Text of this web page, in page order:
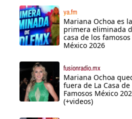
ya.fm
Mariana Ochoa es la
primera eliminada
casa de los famosos
México 2026
fusionradio.mx
Mariana Ochoa
fuera de La Casa de
Famosos México
(+videos)